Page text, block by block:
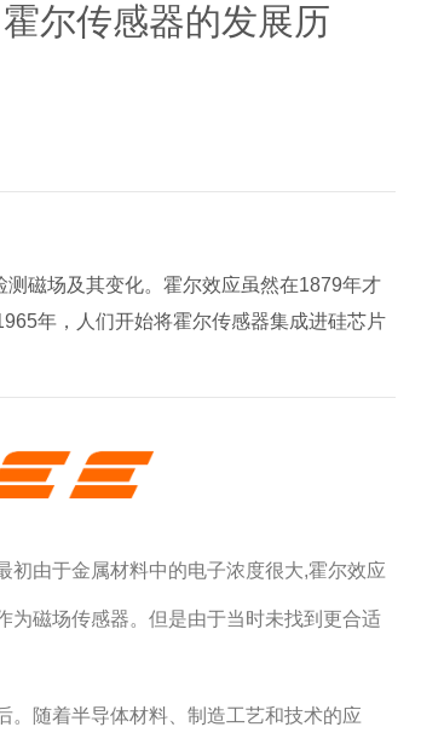
尔传感器的发展历
磁场及其变化。霍尔效应虽然在1879年才
年，人们开始将霍尔传感器集成进硅芯片
初由于金属材料中的电子浓度很大,霍尔效应
为磁场传感器。但是由于当时未找到更合适
。随着半导体材料、制造工艺和技术的应